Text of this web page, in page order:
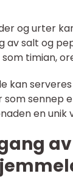
og urter
av salt og
timian,
kan
sennep
en unik